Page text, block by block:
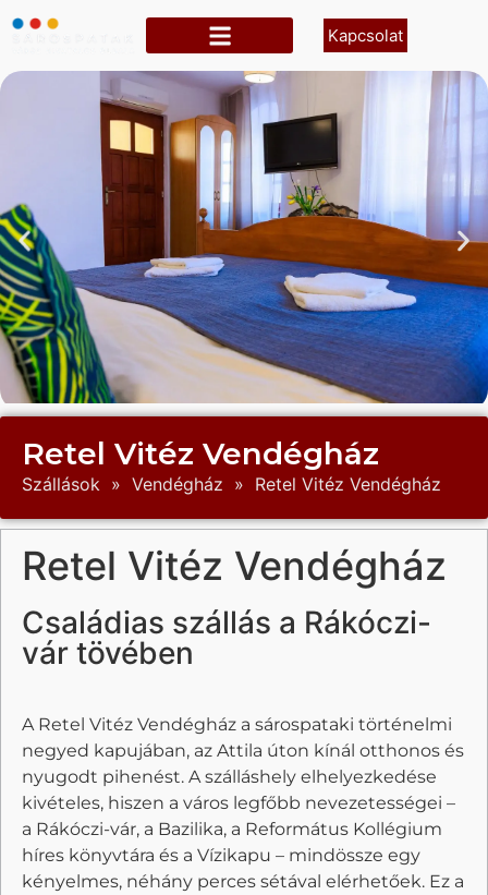
Kapcsolat
Retel Vitéz Vendégház
Szállások » Vendégház » Retel Vitéz Vendégház
Retel Vitéz Vendégház
Családias szállás a Rákóczi-
vár tövében
A Retel Vitéz Vendégház a sárospataki történelmi
negyed kapujában, az Attila úton kínál otthonos és
nyugodt pihenést. A szálláshely elhelyezkedése
kivételes, hiszen a város legfőbb nevezetességei –
a Rákóczi-vár, a Bazilika, a Református Kollégium
híres könyvtára és a Vízikapu – mindössze egy
kényelmes, néhány perces sétával elérhetőek. Ez a